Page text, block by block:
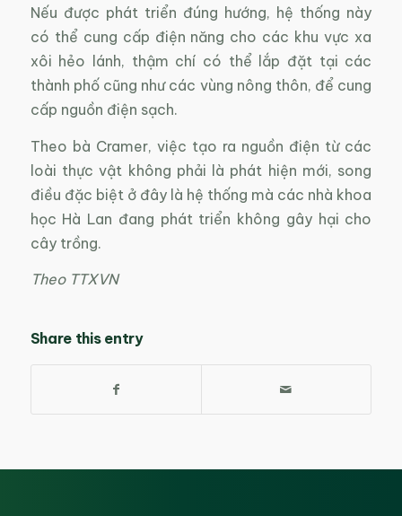
Nếu được phát triển đúng hướng, hệ thống này
có thể cung cấp điện năng cho các khu vực xa
xôi hẻo lánh, thậm chí có thể lắp đặt tại các
thành phố cũng như các vùng nông thôn, để cung
cấp nguồn điện sạch.
Theo bà Cramer, việc tạo ra nguồn điện từ các
loài thực vật không phải là phát hiện mới, song
điều đặc biệt ở đây là hệ thống mà các nhà khoa
học Hà Lan đang phát triển không gây hại cho
cây trồng.
Theo TTXVN
Share this entry